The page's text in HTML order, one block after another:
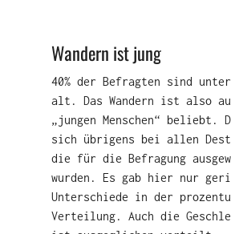
Wandern ist jung
40% der Befragten sind
alt. Das Wandern ist also
„jungen Menschen“ beliebt.
sich übrigens bei allen
die für die Befragung
wurden. Es gab hier nur
Unterschiede in der
Verteilung. Auch die